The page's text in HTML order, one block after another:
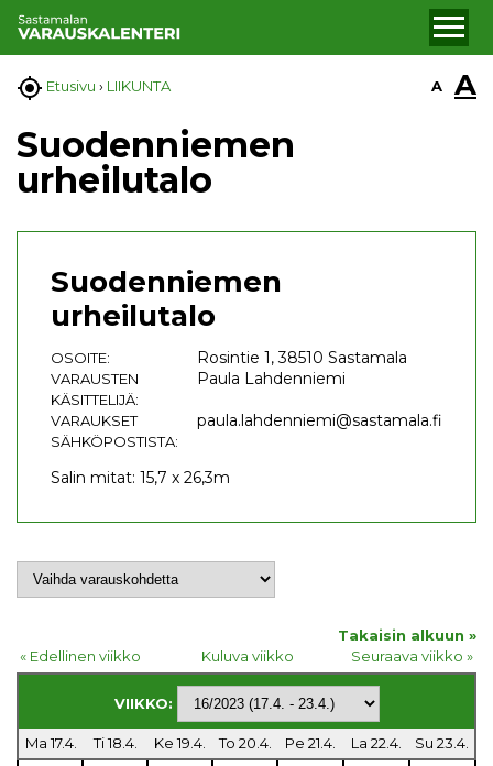
 Etusivu › LIIKUNTA A A
Suodenniemen
urheilutalo
Suodenniemen
urheilutalo
OSOITE: Rosintie 1, 38510 Sastamala
VARAUSTEN
KÄSITTELIJÄ:
Paula Lahdenniemi
VARAUKSET
SÄHKÖPOSTISTA:
paula.lahdenniemi@sastamala.fi
Salin mitat: 15,7 x 26,3m
Takaisin alkuun »
« Edellinen viikko
Kuluva viikko Seuraava viikko »
VIIKKO:
Ma 17.4. Ti 18.4. Ke 19.4. To 20.4. Pe 21.4. La 22.4. Su 23.4.